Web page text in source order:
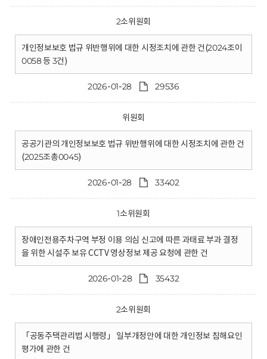
2소위원회
개인정보보호 법규 위반행위에 대한 시정조치에 관한 건(2024조이
0058 등 3건)
2026-01-28 29536
위원회
공공기관의 개인정보보호 법규 위반행위에 대한 시정조치에 관한 건
(2025조총0045)
2026-01-28 33402
1소위원회
장애인전용주차구역 부정 이용 의심 신고에 따른 과태료 부과 결정
을 위한 시설주 보유 CCTV 영상정보 제공 요청에 관한 건
2026-01-28 35432
2소위원회
「공동주택관리법 시행령」 일부개정안에 대한 개인정보 침해요인
평가에 관한 건